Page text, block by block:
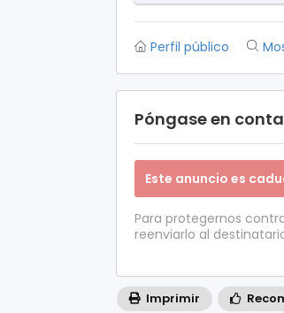
Perfil público
Póngase en
Este anuncio es
Para protegernos
reenviarlo al
Imprimir